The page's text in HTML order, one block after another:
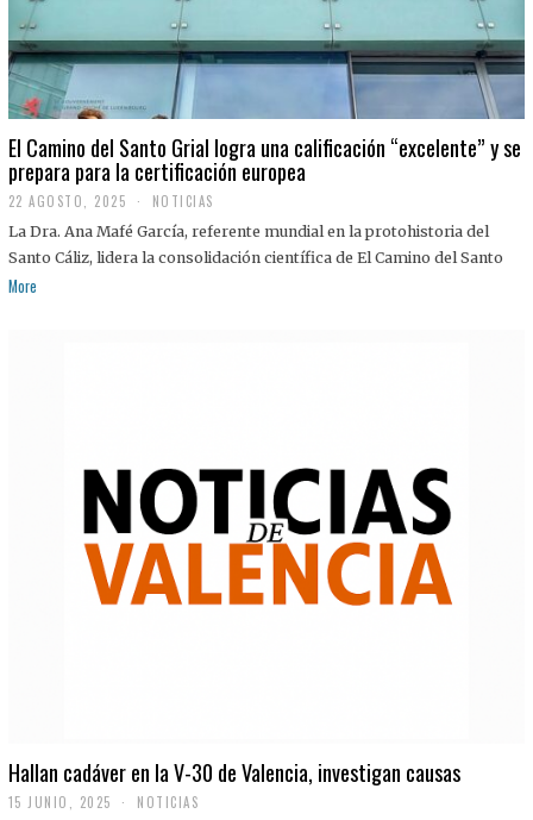
El Camino del Santo Grial logra una calificación “excelente” y se
prepara para la certificación europea
22 AGOSTO, 2025
2
A
G
NOTICIAS
La Dra. Ana Mafé García, referente mundial en la protohistoria del
Santo Cáliz, lidera la consolidación científica de El Camino del Santo
More
Hallan cadáver en la V-30 de Valencia, investigan causas
15 JUNIO, 2025 NOTICIAS